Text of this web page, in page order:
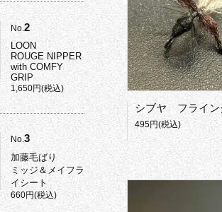
シブヤ フライン
495円(税込)
No. 2
LOON
ROUGE NIPPER
with COMFY
GRIP
1,650円(税込)
No.3
加藤毛ばり
ミッジ＆メイフラ
イシート
660円(税込)